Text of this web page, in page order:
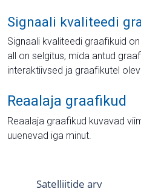
Signaali kvaliteedi
Signaali kvaliteedi graafikuid
all on selgitus, mida antud
interaktiivsed ja graafikutel
Reaalaja graafikud
Reaalaja graafikud kuvavad
uuenevad iga minut.